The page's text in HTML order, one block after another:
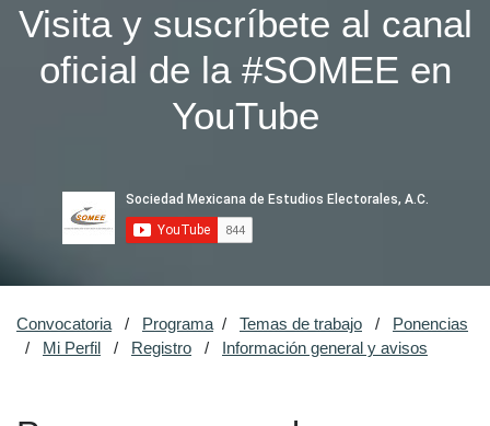
Visita y suscríbete al canal
oficial de la #SOMEE en
YouTube
Convocatoria / Programa / Temas de trabajo /
Ponencias
/
Mi Perfil / Registro / Información general y avisos